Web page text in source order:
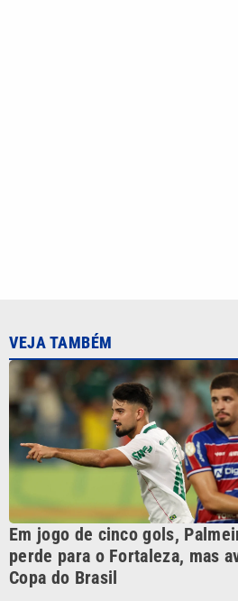
perde para o Fortaleza, mas
Copa do Brasil
VTV é afiliada do SBT na
Região Metropolitana de
Campinas e Baixada